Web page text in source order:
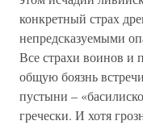
конкретный страх
непредсказуемыми
Все страхи воинов и
общую боязнь
пустыни –
гречески. И хотя